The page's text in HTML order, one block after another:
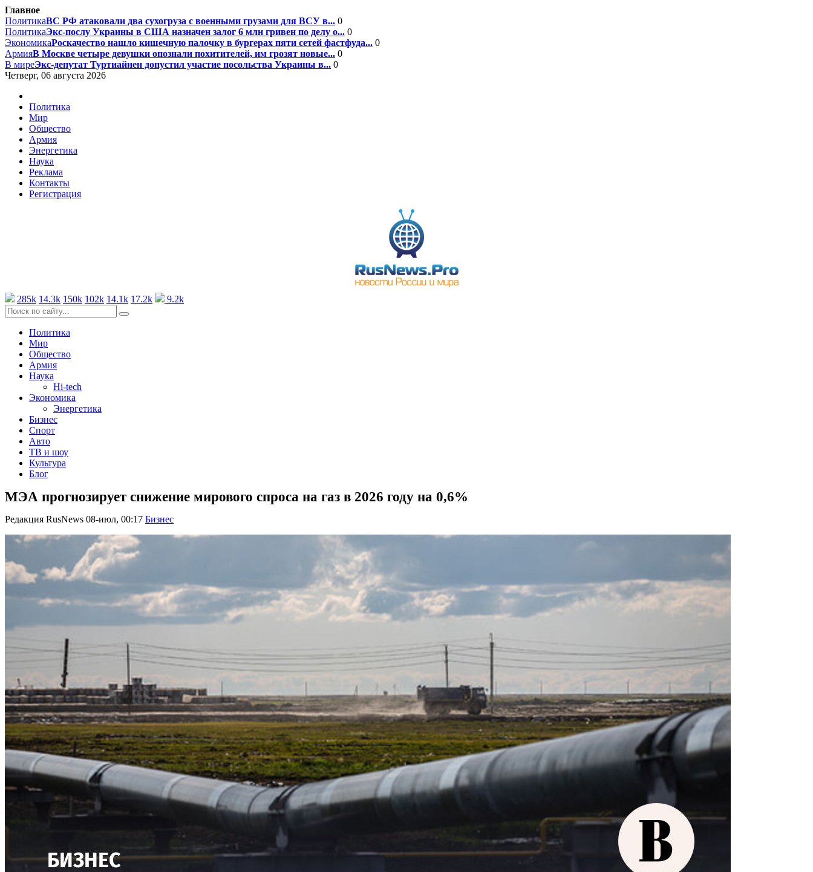
Главное
ПолитикаВС РФ атаковали два сухогруза с военными грузами для ВСУ в... 0
ПолитикаЭкс-послу Украины в США назначен залог 6 млн гривен по делу о... 0
ЭкономикаРоскачество нашло кишечную палочку в бургерах пяти сетей фастфуда... 0
АрмияВ Москве четыре девушки опознали похитителей, им грозят новые... 0
В миреЭкс-депутат Туртиайнен допустил участие посольства Украины в... 0
Четверг, 06 августа 2026
Политика
Мир
Общество
Армия
Энергетика
Наука
Реклама
Контакты
Регистрация
285k 14.3k 150k 102k 14.1k 17.2k 9.2k
Политика
Мир
Общество
Армия
Наука
Hi-tech
Экономика
Энергетика
Бизнес
Спорт
Авто
ТВ и шоу
Культура
Блог
МЭА прогнозирует снижение мирового спроса на газ в 2026 году на 0,6%
Редакция RusNews 08-июл, 00:17 Бизнес